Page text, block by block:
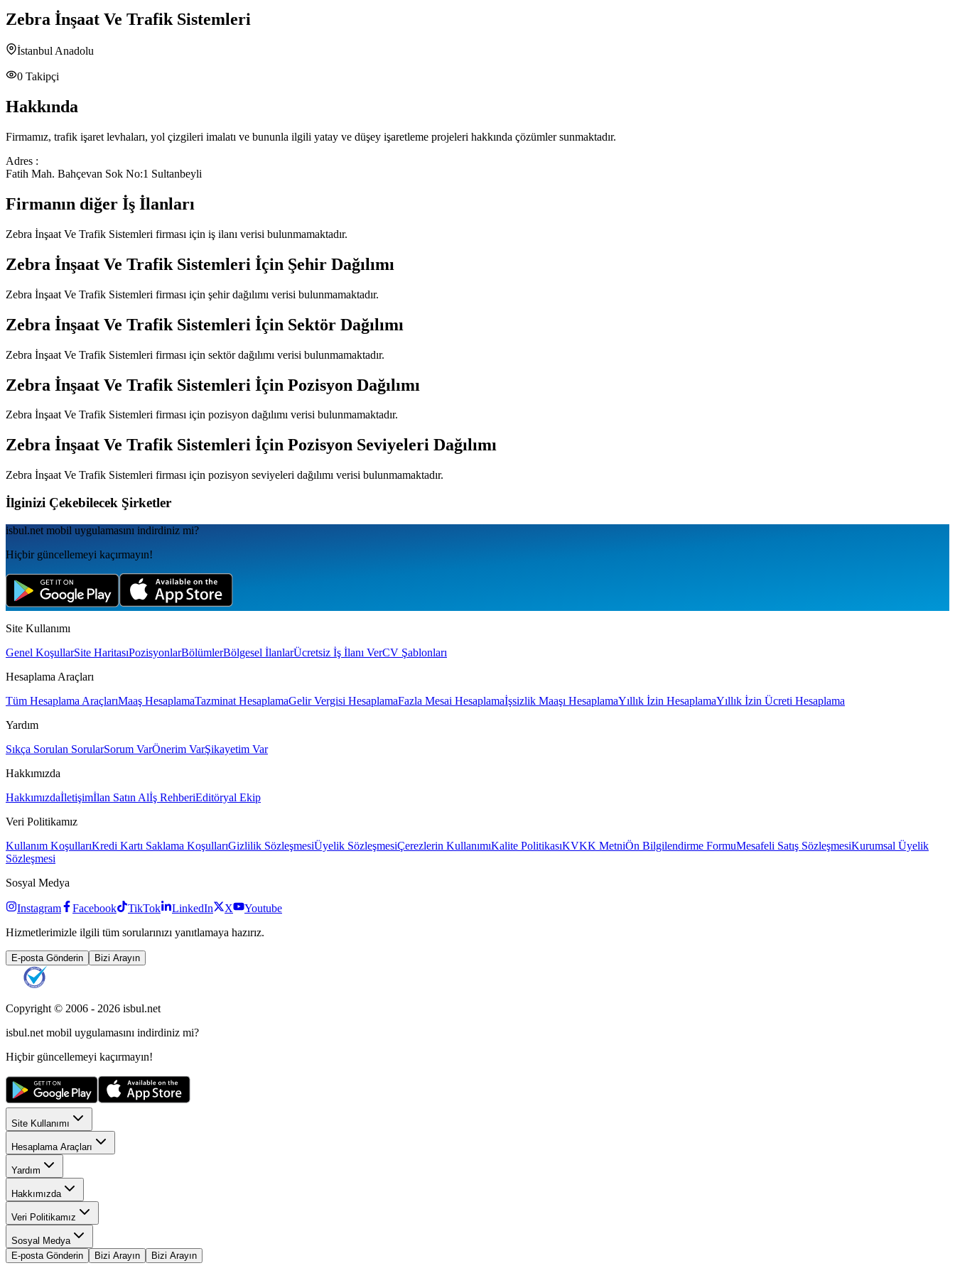
Zebra İnşaat Ve Trafik Sistemleri
İstanbul Anadolu
0 Takipçi
Hakkında
Firmamız, trafik işaret levhaları, yol çizgileri imalatı ve bununla ilgili yatay ve düşey işaretleme projeleri hakkında çözümler sunmaktadır.
Adres :
Fatih Mah. Bahçevan Sok No:1 Sultanbeyli
Firmanın diğer İş İlanları
Zebra İnşaat Ve Trafik Sistemleri firması için iş ilanı verisi bulunmamaktadır.
Zebra İnşaat Ve Trafik Sistemleri İçin Şehir Dağılımı
Zebra İnşaat Ve Trafik Sistemleri firması için şehir dağılımı verisi bulunmamaktadır.
Zebra İnşaat Ve Trafik Sistemleri İçin Sektör Dağılımı
Zebra İnşaat Ve Trafik Sistemleri firması için sektör dağılımı verisi bulunmamaktadır.
Zebra İnşaat Ve Trafik Sistemleri İçin Pozisyon Dağılımı
Zebra İnşaat Ve Trafik Sistemleri firması için pozisyon dağılımı verisi bulunmamaktadır.
Zebra İnşaat Ve Trafik Sistemleri İçin Pozisyon Seviyeleri Dağılımı
Zebra İnşaat Ve Trafik Sistemleri firması için pozisyon seviyeleri dağılımı verisi bulunmamaktadır.
İlginizi Çekebilecek Şirketler
isbul.net mobil uygulamаsını indirdiniz mi?
Hiçbir güncellemeyi kaçırmayın!
Site Kullanımı
Genel KoşullarSite HaritasıPozisyonlarBölümlerBölgesel İlanlarÜcretsiz İş İlanı VerCV Şablonları
Hesaplama Araçları
Tüm Hesaplama AraçlarıMaaş HesaplamaTazminat HesaplamaGelir Vergisi HesaplamaFazla Mesai Hesaplamaİşsizlik Maaşı HesaplamaYıllık İzin HesaplamaYıllık İzin Ücreti Hesaplama
Yardım
Sıkça Sorulan SorularSorum VarÖnerim VarŞikayetim Var
Hakkımızda
Hakkımızdaİletişimİlan Satın Alİş RehberiEditöryal Ekip
Veri Politikamız
Kullanım KoşullarıKredi Kartı Saklama KoşullarıGizlilik SözleşmesiÜyelik SözleşmesiÇerezlerin KullanımıKalite PolitikasıKVKK MetniÖn Bilgilendirme FormuMesafeli Satış SözleşmesiKurumsal Üyelik
Sözleşmesi
Sosyal Medya
Instagram Facebook TikTok LinkedIn X
Youtube
Hizmetlerimizle ilgili tüm sorularınızı yanıtlamaya hazırız.
E-posta Gönderin Bizi Arayın
Copyright © 2006 - 2026 isbul.net
isbul.net mobil uygulamasını indirdiniz mi?
Hiçbir güncellemeyi kaçırmayın!
Site Kullanımı
Hesaplama Araçları
Yardım
Hakkımızda
Veri Politikamız
Sosyal Medya
E-posta Gönderin
Bizi Arayın Bizi Arayın